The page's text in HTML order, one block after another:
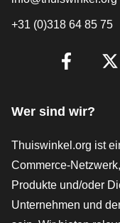
+31 (0)318 64 85 75
Wer sind wir?
Thuiswinkel.org ist
Commerce-
Produkte und/oder
Unternehmen und